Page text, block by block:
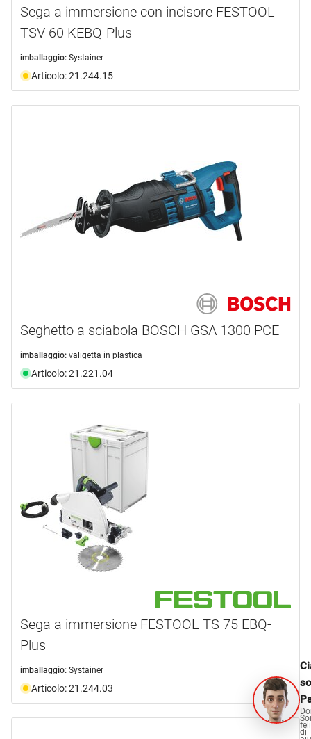
Sega a immersione con incisore FESTOOL
TSV 60 KEBQ-Plus
imballaggio: Systainer
Articolo: 21.244.15
Seghetto a sciabola BOSCH GSA 1300 PCE
imballaggio: valigetta in plastica
Articolo: 21.221.04
Sega a immersione FESTOOL TS 75 EBQ-
Plus
imballaggio: Systainer
Articolo: 21.244.03
di